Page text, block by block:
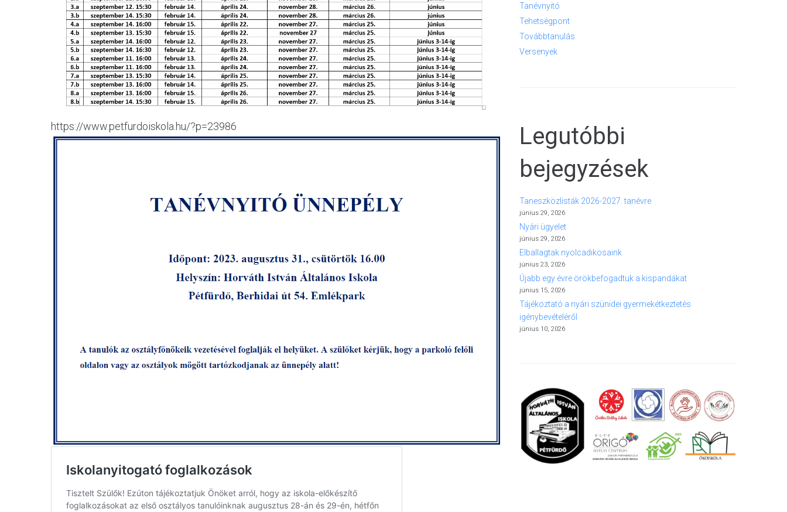
https://www.petfurdoiskola.hu/?p=23986
Tanévnyitó
Tehetségpont
Továbbtanulás
Versenyek
Legutóbbi
bejegyzések
Taneszközlisták 2026-2027. tanévre
június 29, 2026
Nyári ügyelet
június 29, 2026
Elballagtak nyolcadikosaink
június 23, 2026
Újabb egy évre örökbefogadtuk a kispandákat
június 15, 2026
Tájékoztató a nyári szünidei gyermekétkeztetés
igénybevételéről
június 10, 2026